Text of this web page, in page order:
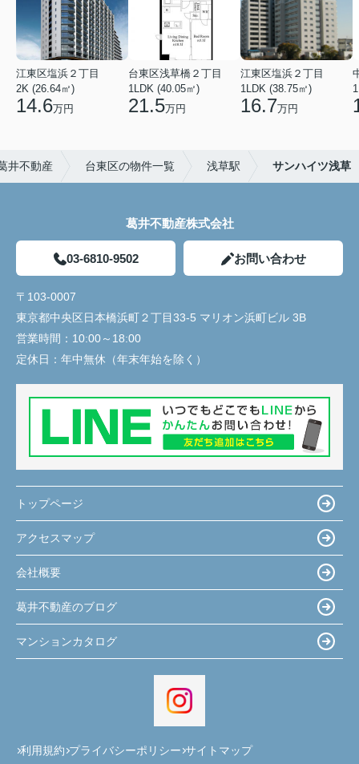
江東区塩浜２丁目
2K (26.64㎡)
14.6万円
台東区浅草橋２丁目
1LDK (40.05㎡)
21.5万円
江東区塩浜２丁目
1LDK (38.75㎡)
16.7万円
井不動産 台東区の物件一覧 浅草駅 サンハイツ浅草
葛井不動産株式会社
03-6810-9502 お問い合わせ
〒103-0007
東京都中央区日本橋浜町２丁目33-5 マリオン浜町ビル 3B
営業時間： 10:00～18:00
定休日： 年中無休（年末年始を除く）
トップページ
アクセスマップ
会社概要
葛井不動産のブログ
マンションカタログ
利用規約 プライバシーポリシー サイトマップ